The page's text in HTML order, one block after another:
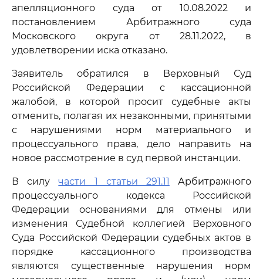
апелляционного суда от 10.08.2022 и
постановлением Арбитражного суда
Московского округа от 28.11.2022, в
удовлетворении иска отказано.
Заявитель обратился в Верховный Суд
Российской Федерации с кассационной
жалобой, в которой просит судебные акты
отменить, полагая их незаконными, принятыми
с нарушениями норм материального и
процессуального права, дело направить на
новое рассмотрение в суд первой инстанции.
В силучасти 1 статьи 291.11 Арбитражного
процессуального кодекса Российской
Федерации основаниями для отмены или
изменения Судебной коллегией Верховного
Суда Российской Федерации судебных актов в
порядке кассационного производства
являются существенные нарушения норм